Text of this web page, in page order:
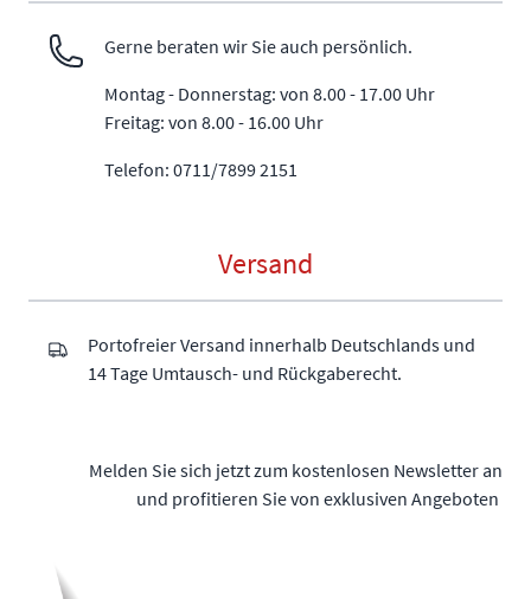
Gerne beraten wir Sie auch persönlich.
Montag - Donnerstag: von 8.00 - 17.00 Uhr
Freitag: von 8.00 - 16.00 Uhr
Telefon: 0711/7899 2151
Versand
Portofreier Versand innerhalb Deutschlands und
14 Tage Umtausch- und Rückgaberecht.
Melden Sie sich jetzt zum kostenlosen Newsletter an
und profitieren Sie von exklusiven Angeboten